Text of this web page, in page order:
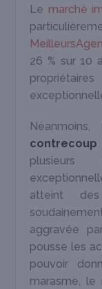
Le marché
26 % sur 10
Néanmoins,
plusieurs
atteint
aggravée
pousse les
pouvoir
marasme, le